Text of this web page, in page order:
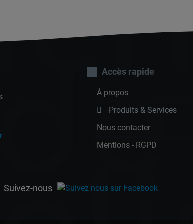
Accès rapide
À propos
Produits & Services
Nous contacter
Mentions - RGPD
Suivez-nous